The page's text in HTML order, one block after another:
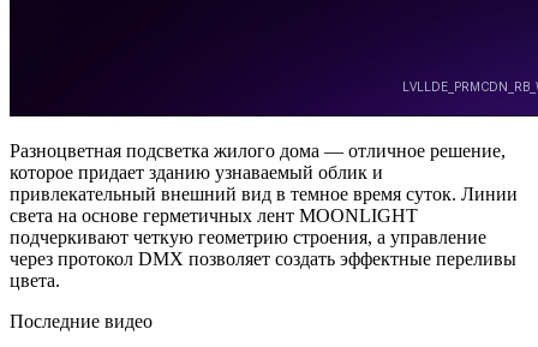
Разноцветная подсветка жилого дома — отличное решение,
которое придает зданию узнаваемый облик и
привлекательный внешний вид в темное время суток. Линии
света на основе герметичных лент MOONLIGHT
подчеркивают четкую геометрию строения, а управление
через протокол DMX позволяет создать эффектные переливы
цвета.
Последние видео